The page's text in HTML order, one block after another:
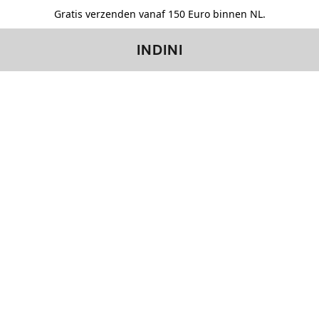
Gratis verzenden vanaf 150 Euro binnen NL.
INDINI